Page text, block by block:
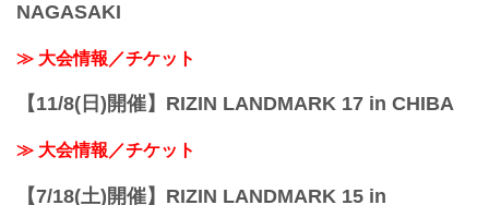
NAGASAKI
≫ 大会情報／チケット
【11/8(日)開催】RIZIN LANDMARK 17 in CHIBA
≫ 大会情報／チケット
【7/18(土)開催】RIZIN LANDMARK 15 in